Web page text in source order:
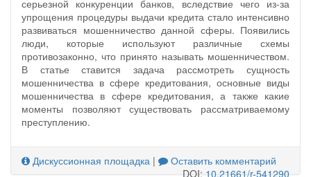
серьезной конкуренции банков, вследствие чего из-за
упрощения процедуры выдачи кредита стало интенсивно
развиваться мошенничество данной сферы. Появились
люди, которые используют различные схемы
противозаконно, что принято называть мошенничеством.
В статье ставится задача рассмотреть сущность
мошенничества в сфере кредитования, основные виды
мошенничества в сфере кредитования, а также какие
моменты позволяют существовать рассматриваемому
преступлению.
Дискуссионная площадка |
Оставить комментарий
DOI:10.21661/r-541290